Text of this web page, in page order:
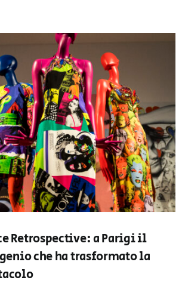
Retrospective: a Parigi il
che ha trasformato la